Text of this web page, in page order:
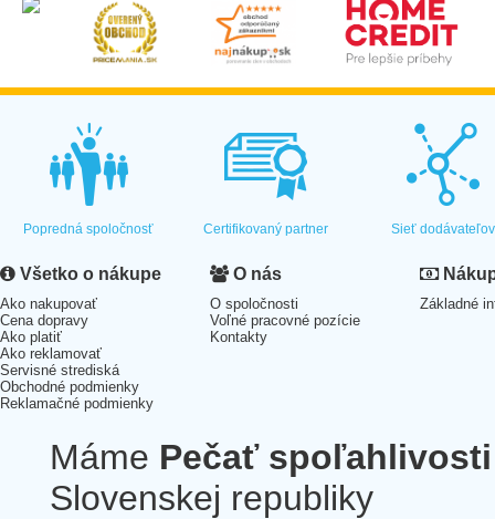
Popredná spoločnosť Certifikovaný partner Sieť dodávateľov
Všetko o nákupe
Ako nakupovať
Cena dopravy
Ako platiť
Ako reklamovať
Servisné strediská
Obchodné podmienky
Reklamačné podmienky
O nás
O spoločnosti
Voľné pracovné pozície
Kontakty
Základné
Máme Pečať spoľahlivosti
Slovenskej republiky